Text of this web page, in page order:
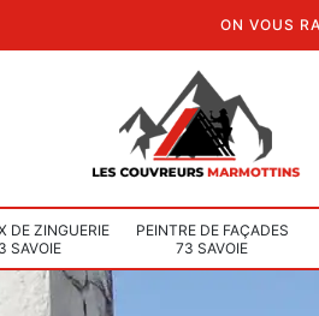
ON VOUS
DE ZINGUERIE
SAVOIE
PEINTRE DE FAÇADES
73 SAVOIE